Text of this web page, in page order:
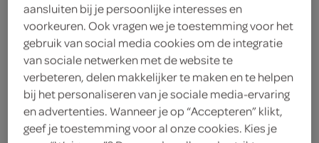
Let op: aanbiedingen zijn niet zichtbaar bij de
producten, maar worden wél automatisch
verwerkt in de winkelmand.
zet in enkele minuten een kom zachte pompoensoep
aansluiten bij je persoonlijke interesses en
voorkeuren. Ook vragen we je toestemming voor het
gebruik van social media cookies om de integratie
van sociale netwerken met de website te
verbeteren, delen makkelijker te maken en te helpen
bij het personaliseren van je sociale media-ervaring
en advertenties. Wanneer je op “Accepteren” klikt,
geef je toestemming voor al onze cookies. Kies je